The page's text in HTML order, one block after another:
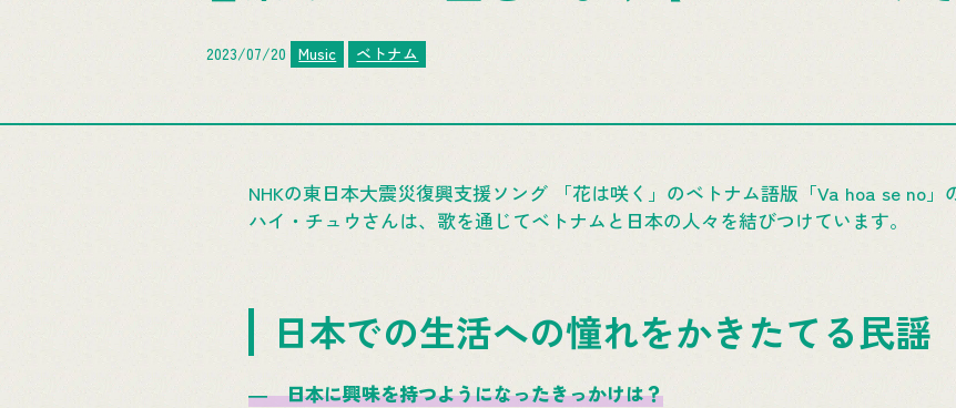
2023/07/20 Music ベトナム
NHKの東日本大震災復興支援ソング 「花は咲く」のベトナム語版「Va hoa se no
ハイ・チュウさんは、歌を通じてベトナムと日本の人々を結びつけています。
日本での生活への憧れをかきたてる民謡
― 日本に興味を持つようになったきっかけは？